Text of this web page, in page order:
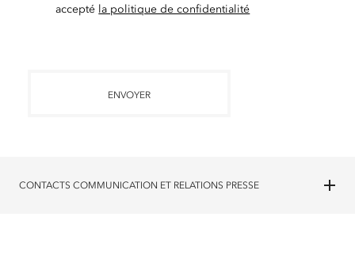
accepté la politique de confidentialité
ENVOYER
CONTACTS COMMUNICATION ET RELATIONS PRESSE